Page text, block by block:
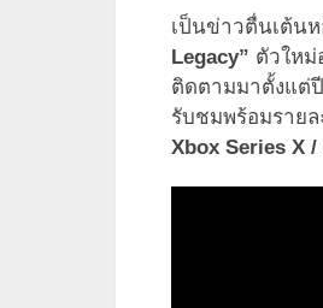
เป็นข่าวตื่นเต้นห
Legacy” ตัวใหม่
ติดตามมาตั้งแต่ปี
รับชมพร้อมรายล
Xbox Series X /